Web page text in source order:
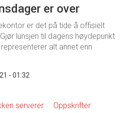
er over
er det på tide å offisielt
lunsjen til dagens høydepunkt
alt annet enn
- 01:32
serverer Oppskrifter